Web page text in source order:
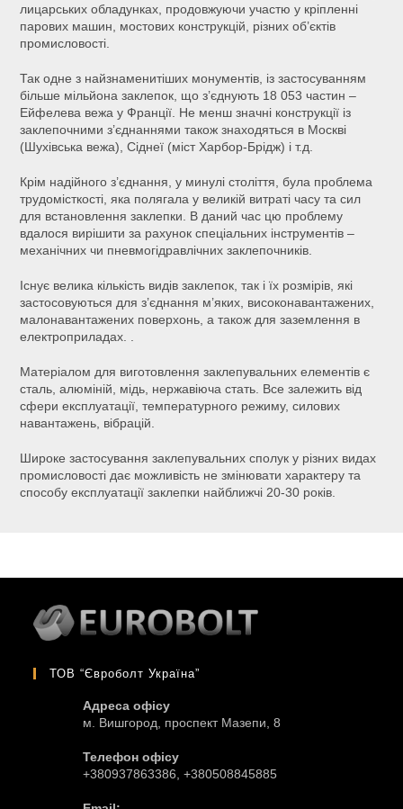
лицарських обладунках, продовжуючи участю у кріпленні
парових машин, мостових конструкцій, різних об’єктів
промисловості.
Так одне з найзнаменитіших монументів, із застосуванням
більше мільйона заклепок, що з’єднують 18 053 ​​частин –
Ейфелева вежа у Франції. Не менш значні конструкції із
заклепочними з’єднаннями також знаходяться в Москві
(Шухівська вежа), Сіднеї (міст Харбор-Брідж) і т.д.
Крім надійного з’єднання, у минулі століття, була проблема
трудомісткості, яка полягала у великій витраті часу та сил
для встановлення заклепки. В даний час цю проблему
вдалося вирішити за рахунок спеціальних інструментів –
механічних чи пневмогідравлічних заклепочників.
Існує велика кількість видів заклепок, так і їх розмірів, які
застосовуються для з’єднання м’яких, високонавантажених,
малонавантажених поверхонь, а також для заземлення в
електроприладах. .
Матеріалом для виготовлення заклепувальних елементів є
сталь, алюміній, мідь, нержавіюча стать. Все залежить від
сфери експлуатації, температурного режиму, силових
навантажень, вібрацій.
Широке застосування заклепувальних сполук у різних видах
промисловості дає можливість не змінювати характеру та
способу експлуатації заклепки найближчі 20-30 років.
ТОВ “Євроболт Україна”
Адреса офісу
м. Вишгород, проспект Мазепи, 8
Телефон офісу
+380937863386, +380508845885